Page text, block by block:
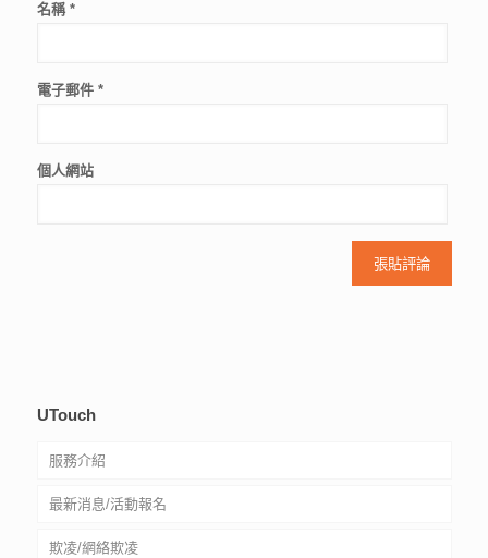
名稱 *
電子郵件 *
個人網站
UTouch
服務介紹
社工驗證
常見問題
最新消息/活動報名
欺凌/網絡欺凌